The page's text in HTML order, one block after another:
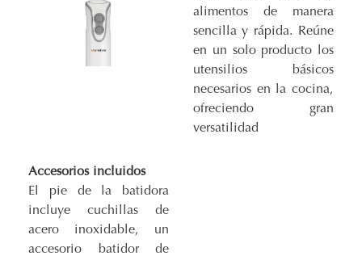
alimentos de manera
sencilla y rápida. Reúne
en un solo producto los
utensilios básicos
necesarios en la cocina,
ofreciendo gran
versatilidad
Accesorios incluidos
El pie de la batidora
incluye cuchillas de
acero inoxidable, un
accesorio batidor de